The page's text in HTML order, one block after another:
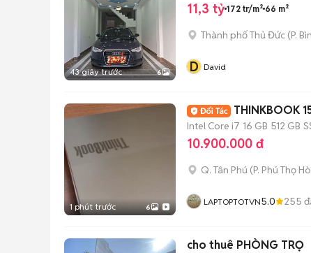
43 giây trước 6
11,3 tỷ 172 tr/m² 66 m²
Thành phố Thủ Đức (P.
D David
1 phút trước 6
THINKBOOK
Intel Core i7 16 GB 512 GB
10.900.000 đ
Q. Tân Phú (P. Phú Thọ
LAPTOPTOTVN5.0 255
cho thuê PHÒNG TRỌ